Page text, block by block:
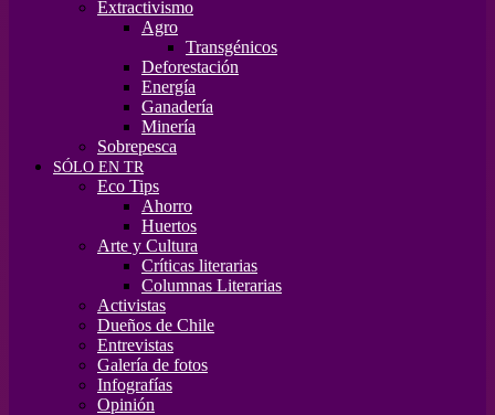
Extractivismo
Agro
Transgénicos
Deforestación
Energía
Ganadería
Minería
Sobrepesca
SÓLO EN TR
Eco Tips
Ahorro
Huertos
Arte y Cultura
Críticas literarias
Columnas Literarias
Activistas
Dueños de Chile
Entrevistas
Galería de fotos
Infografías
Opinión